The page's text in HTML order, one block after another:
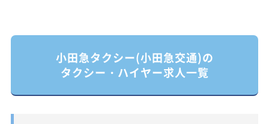
小田急タクシー(小田急交通)の
タクシー・ハイヤー求人一覧